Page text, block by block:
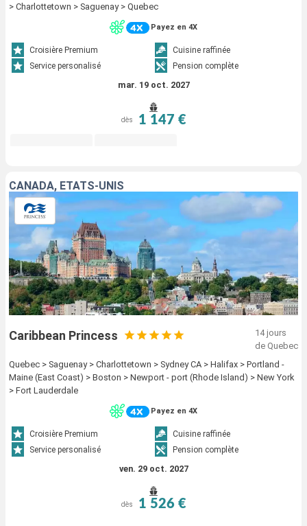
> Charlottetown > Saguenay > Quebec
Payez en 4X
Croisière Premium
Cuisine raffinée
Service personalisé
Pension complète
mar. 19 oct. 2027
dès 1 147 €
CANADA, ÉTATS-UNIS
Caribbean Princess
14 jours
de Quebec
Quebec > Saguenay > Charlottetown > Sydney CA > Halifax > Portland -
Maine (East Coast) > Boston > Newport - port (Rhode Island) > New York
> Fort Lauderdale
Payez en 4X
Croisière Premium
Cuisine raffinée
Service personalisé
Pension complète
ven. 29 oct. 2027
dès 1 526 €